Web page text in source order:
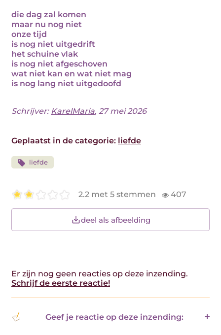
die dag zal komen
maar nu nog niet
onze tijd
is nog niet uitgedrift
het schuine vlak
is nog niet afgeschoven
wat niet kan en wat niet mag
is nog lang niet uitgedoofd
Schrijver: KarelMaria, 27 mei 2026
Geplaatst in de categorie: liefde
liefde
2.2 met 5 stemmen 407
deel als afbeelding
Er zijn nog geen reacties op deze inzending.
Schrijf de eerste reactie!
Geef je reactie op deze inzending: